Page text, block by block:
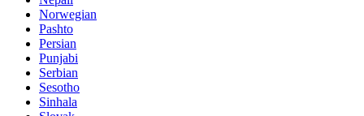
Norwegian
Pashto
Persian
Punjabi
Serbian
Sesotho
Sinhala